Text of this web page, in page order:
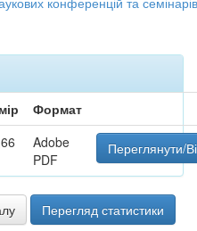
Формат
Adobe
PDF
Переглянути/
Перегляд статистики